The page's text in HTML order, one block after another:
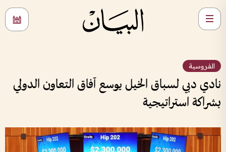
الفروسية
نادي دبي لسباق الخيل يوسع آفاق التعاون الدولي
بشراكة استراتيجية